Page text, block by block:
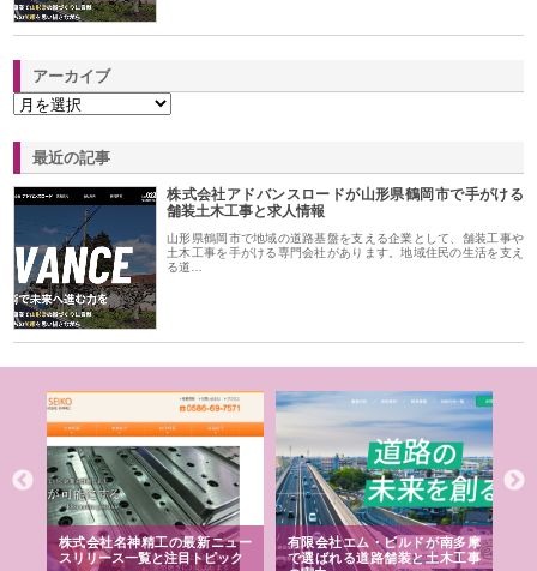
アーカイブ
最近の記事
株式会社アドバンスロードが山形県鶴岡市で手がける
舗装土木工事と求人情報
山形県鶴岡市で地域の道路基盤を支える企業として、舗装工事や
土木工事を手がける専門会社があります。地域住民の生活を支え
る道…
株式会社名神精工の最新ニュー
スリリース一覧と注目トピック
有限会社エム・ビルドが南多摩
で選ばれる道路舗装と土木工事